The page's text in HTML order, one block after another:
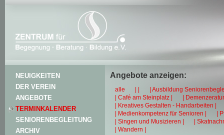
NEUIGKEITEN
DER VEREIN
ANGEBOTE
TERMINKALENDER
SENIORENBEGLEITUNG
ARCHIV
Angebote anzeigen:
alle | |
| Ausbildung
| Café am Steinplatz |
|
| Kreatives Gestalten - Handarbeiten |
| Medienkompetenz für Senioren |
|
| Singen und Musizieren |
|
| Wandern |